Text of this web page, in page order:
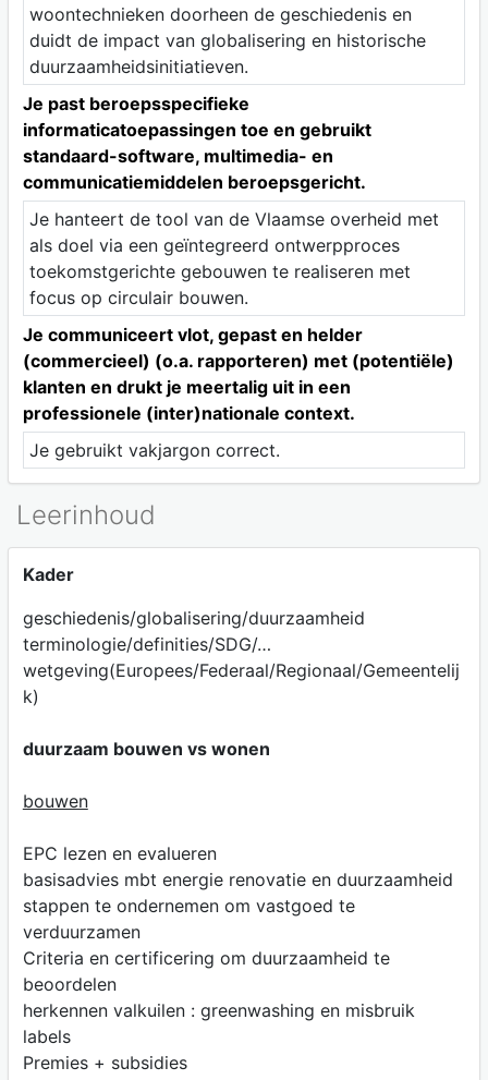
woontechnieken doorheen de geschiedenis en
duidt de impact van globalisering en historische
duurzaamheidsinitiatieven.
Je past beroepsspecifieke
informaticatoepassingen toe en gebruikt
standaard-software, multimedia- en
communicatiemiddelen beroepsgericht.
Je hanteert de tool van de Vlaamse overheid met
als doel via een geïntegreerd ontwerpproces
toekomstgerichte gebouwen te realiseren met
focus op circulair bouwen.
Je communiceert vlot, gepast en helder
(commercieel) (o.a. rapporteren) met (potentiële)
klanten en drukt je meertalig uit in een
professionele (inter)nationale context.
Je gebruikt vakjargon correct.
Leerinhoud
Kader
geschiedenis/globalisering/duurzaamheid
terminologie/definities/SDG/…
wetgeving(Europees/Federaal/Regionaal/Gemeentelij
k)
duurzaam bouwen vs wonen
bouwen
EPC lezen en evalueren
basisadvies mbt energie renovatie en duurzaamheid
stappen te ondernemen om vastgoed te
verduurzamen
Criteria en certificering om duurzaamheid te
beoordelen
herkennen valkuilen : greenwashing en misbruik
labels
Premies + subsidies